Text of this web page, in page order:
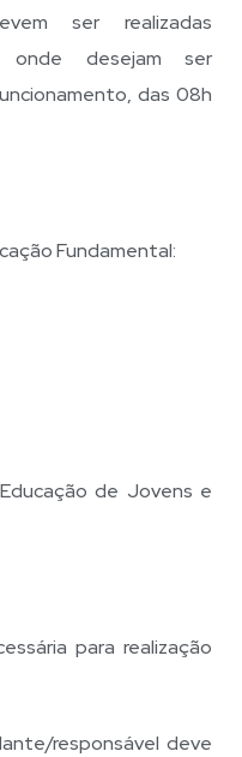
ser realizadas
onde desejam ser
das 08h
Fundamental:
de Jovens e
para realização
responsável deve